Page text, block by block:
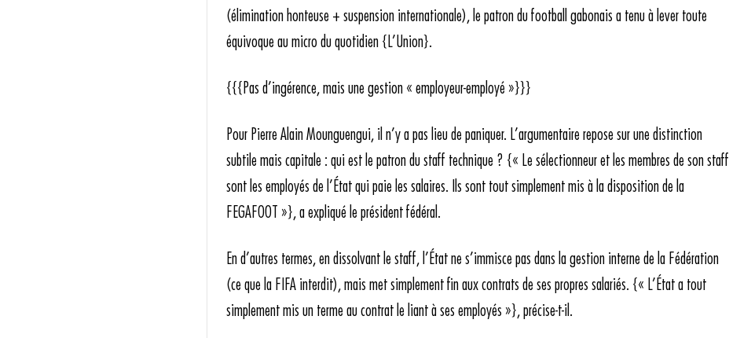
(élimination honteuse + suspension internationale), le patron du football gabonais a tenu à lever toute
équivoque au micro du quotidien {L’Union}.
{{{Pas d’ingérence, mais une gestion « employeur-employé »}}}
Pour Pierre Alain Mounguengui, il n’y a pas lieu de paniquer. L’argumentaire repose sur une distinction
subtile mais capitale : qui est le patron du staff technique ? {« Le sélectionneur et les membres de son staff
sont les employés de l’État qui paie les salaires. Ils sont tout simplement mis à la disposition de la
FEGAFOOT »}, a expliqué le président fédéral.
En d’autres termes, en dissolvant le staff, l’État ne s’immisce pas dans la gestion interne de la Fédération
(ce que la FIFA interdit), mais met simplement fin aux contrats de ses propres salariés. {« L’État a tout
simplement mis un terme au contrat le liant à ses employés »}, précise-t-il.